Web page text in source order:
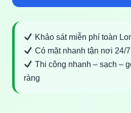
Khảo sát miễn phí toàn
Có mặt nhanh tận nơi 24/7
Thi công nhanh – sạch –
ràng